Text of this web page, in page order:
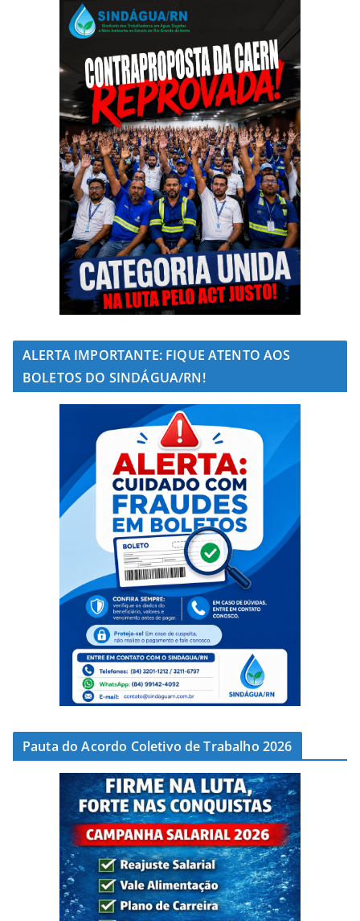
ALERTA IMPORTANTE: FIQUE ATENTO AOS
BOLETOS DO SINDÁGUA/RN!
Pauta do Acordo Coletivo de Trabalho 2026